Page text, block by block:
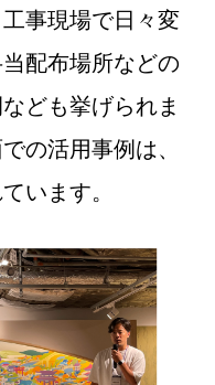
事現場で日々変
配布場所などの
ども挙げられま
の活用事例は、
います。